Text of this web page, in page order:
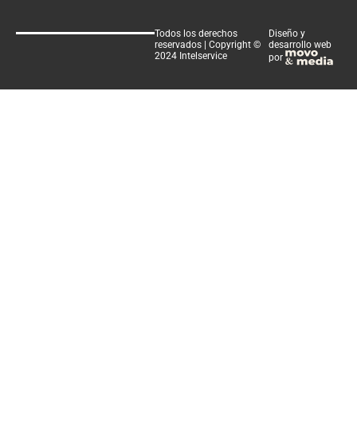
Todos los derechos
reservados | Copyright ©
2024 Intelservice
Diseño y
desarrollo web
por